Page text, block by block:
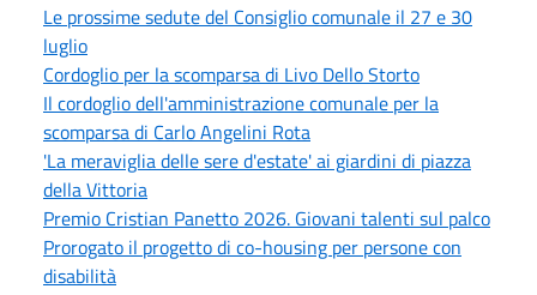
Le prossime sedute del Consiglio comunale il 27 e 30
luglio
Cordoglio per la scomparsa di Livo Dello Storto
Il cordoglio dell'amministrazione comunale per la
scomparsa di Carlo Angelini Rota
'La meraviglia delle sere d'estate' ai giardini di piazza
della Vittoria
Premio Cristian Panetto 2026. Giovani talenti sul palco
Prorogato il progetto di co-housing per persone con
disabilità